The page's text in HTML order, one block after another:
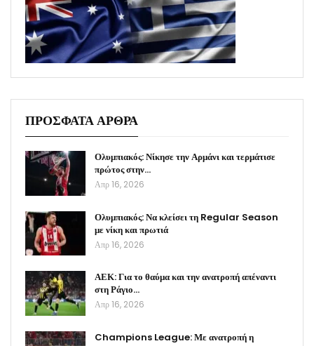
ΠΡΟΣΦΑΤΑ ΑΡΘΡΑ
Ολυμπιακός: Νίκησε την Αρμάνι και τερμάτισε
πρώτος στην…
Απρ 16, 2026
Ολυμπιακός: Να κλείσει τη Regular Season
με νίκη και πρωτιά
Απρ 16, 2026
ΑΕΚ: Για το θαύμα και την ανατροπή απέναντι
στη Ράγιο…
Απρ 16, 2026
Champions League: Με ανατροπή η